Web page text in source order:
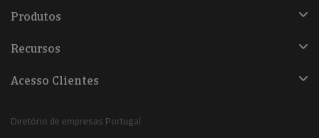
Produtos
Recursos
Acesso Clientes
Diretório de empresas Portugal